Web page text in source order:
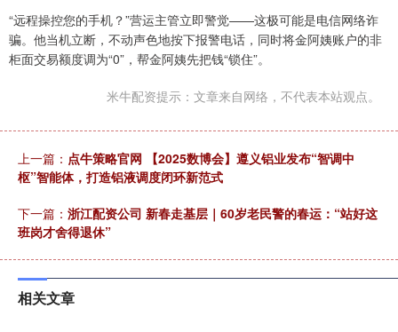
“远程操控您的手机？”营运主管立即警觉——这极可能是电信网络诈
骗。他当机立断，不动声色地按下报警电话，同时将金阿姨账户的非
柜面交易额度调为“0”，帮金阿姨先把钱“锁住”。
米牛配资提示：文章来自网络，不代表本站观点。
上一篇： 点牛策略官网 【2025数博会】遵义铝业发布“智调中
枢”智能体，打造铝液调度闭环新范式
下一篇： 浙江配资公司 新春走基层｜60岁老民警的春运：“站好这
班岗才舍得退休”
相关文章